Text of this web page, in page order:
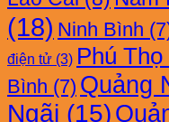
(18) Ninh Bình
điện tử (3) Phú Thọ
Bình (7) Quảng
Ngãi (15)